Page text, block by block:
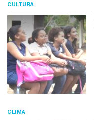
CULTURA
CLIMA